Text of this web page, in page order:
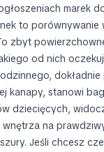
marek
to porównywanie
zbyt
od nich
kanapy, stanowi
dziecięcych,
wnętrza na
Jeśli chcesz